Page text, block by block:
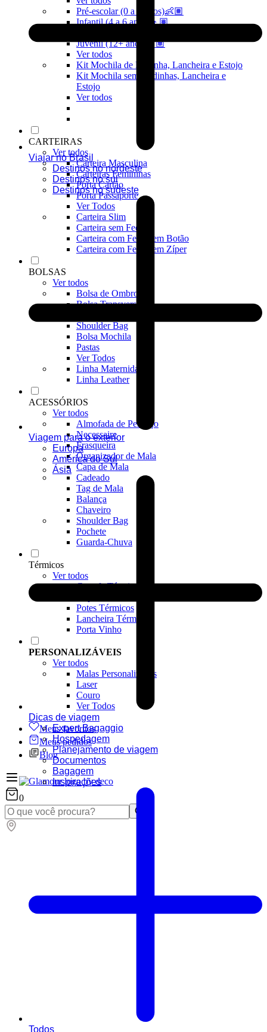
Pré-escolar (0 a 3 anos)👶🏽
Infantil (4 a 6 anos)👦🏽
Juvenil (12+ anos)👨🏽
Ver todos
Kit Mochila de Rodinha, Lancheira e Estojo
Kit Mochila sem Rodinhas, Lancheira e
Estojo
Ver todos
CARTEIRAS
Ver todos
Carteira Masculina
Carteiras Femininas
Porta Cartão
Porta Passaporte
Ver Todos
Carteira Slim
Carteira sem Fecho
Carteira com Fecho em Botão
Carteira com Fecho em Zíper
BOLSAS
Ver todos
Bolsa de Ombro
Bolsa Transversal
Shoulder Bag
Bolsa Mochila
Pastas
Ver Todos
Linha Maternidade
Linha Leather
ACESSÓRIOS
Ver todos
Almofada de Pescoço
Necessaire
Frasqueira
Organizador de Mala
Capa de Mala
Cadeado
Tag de Mala
Balança
Chaveiro
Shoulder Bag
Pochete
Guarda-Chuva
Térmicos
Ver todos
Garrafa Térmica
Potes Térmicos
Lancheira Térmica
Porta Vinho
PERSONALIZÁVEIS
Ver todos
Malas Personalizadas
Laser
Couro
Ver Todos
Meus favoritos
Meus pedidos
Blog
0
Viajar no Brasil
Destinos no nordeste
Destinos no sul
Destinos no sudeste
Viagem para o exterior
Europa
América do Sul
Ásia
Dicas de viagem
Expert Bagaggio
Hospedagem
Planejamento de viagem
Documentos
Bagagem
Inspirações
Todos